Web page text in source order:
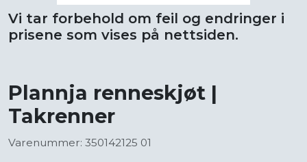
Vi tar forbehold om feil og endringer i
prisene som vises på nettsiden.
Plannja renneskjøt |
Takrenner
Varenummer: 350142125 01